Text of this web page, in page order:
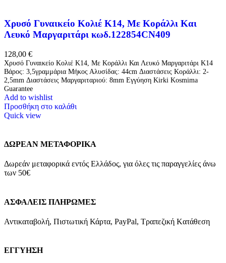
Χρυσό Γυναικείο Κολιέ Κ14, Με Κοράλλι Και
Λευκό Μαργαριτάρι κωδ.122854CN409
128,00 €
Χρυσό Γυναικείο Κολιέ Κ14, Με Κοράλλι Και Λευκό Μαργαριτάρι Κ14
Βάρος: 3,5γραμμάρια Μήκος Αλυσίδας: 44cm Διαστάσεις Κοράλλι: 2-
2,5mm Διαστάσεις Μαργαριταριού: 8mm Εγγύηση Kirki Kosmima
Guarantee
Add to wishlist
Προσθήκη στο καλάθι
Quick view
ΔΩΡΕΑΝ ΜΕΤΑΦΟΡΙΚΑ
Δωρεάν μεταφορικά εντός Ελλάδος, για όλες τις παραγγελίες άνω
των 50€
ΑΣΦΑΛΕΙΣ ΠΛΗΡΩΜΕΣ
Αντικαταβολή, Πιστωτική Κάρτα, PayPal, Τραπεζική Kατάθεση
ΕΓΓΥΗΣΗ